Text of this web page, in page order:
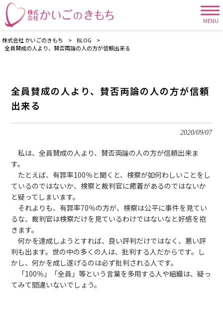
MENU
株式会社 かいごのきもち > BLOG
>
全員賛成の人より、賛否両論の人の方が信頼出来る
全員賛成の人より、賛否両論の人の方が信頼
出来る
2020/09/07
私は、全員賛成の人より、賛否両論の人の方が信頼出来ま
す。
たとえば、有罪率100％と聞くと、検察が如何わしいことをし
ているのではないか、検察と裁判官に癒着があるのではないか
と疑ってしまいます。
それよりも、有罪率70％の方が、検察は公平に事件を見てい
るな、裁判官は検察だけを見ているわけではないなと好感を抱
きます。
何かを達成しようとすれば、良い評判だけではなく、悪い評
判も出ます。世の中の多くの人は、批判する人だからです。し
かし、何かを成し遂げるのは必ず批判される人です。
「100％」「全員」等という言葉を多用する人や組織は、疑っ
てみて間違いないでしょう。